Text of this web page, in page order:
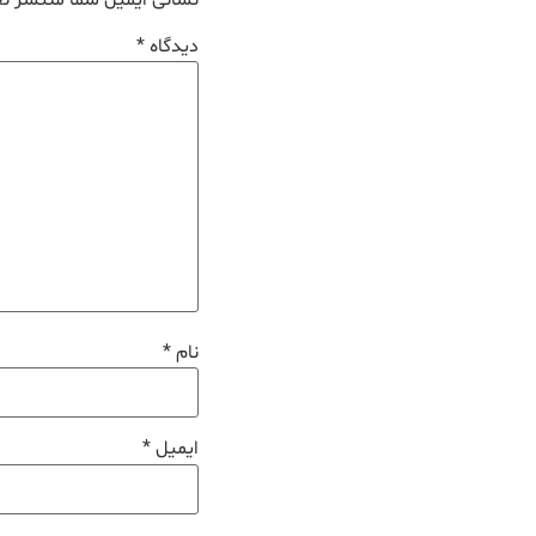
دیدگاه*
نام*
ایمیل*